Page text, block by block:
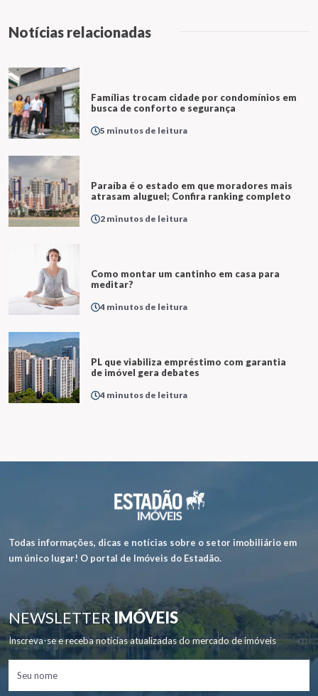
Notícias relacionadas
Famílias trocam cidade por condomínios em
busca de conforto e segurança
5 minutos de leitura
Paraíba é o estado em que moradores mais
atrasam aluguel; Confira ranking completo
2 minutos de leitura
Como montar um cantinho em casa para
meditar?
4 minutos de leitura
PL que viabiliza empréstimo com garantia
de imóvel gera debates
4 minutos de leitura
Todas informações, dicas e notícias sobre o setor imobiliário em
um único lugar! O portal de Imóveis do Estadão.
NEWSLETTERIMÓVEIS
Inscreva-se e receba notícias atualizadas do mercado de imóveis